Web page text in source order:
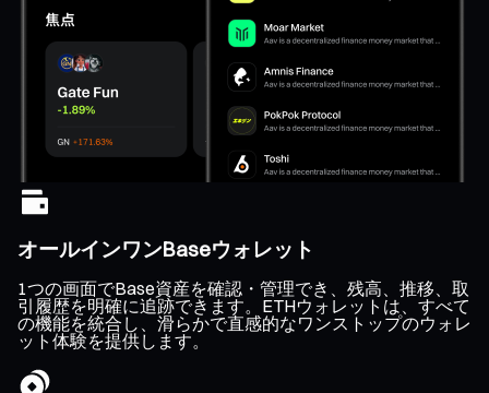
オールインワンBaseウォレット
1つの画面でBase資産を確認・管理でき、残高、推移、取
引履歴を明確に追跡できます。ETHウォレットは、すべて
の機能を統合し、滑らかで直感的なワンストップのウォレ
ット体験を提供します。